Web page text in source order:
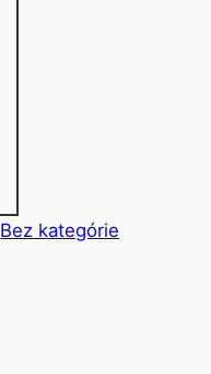
Bez kategórie